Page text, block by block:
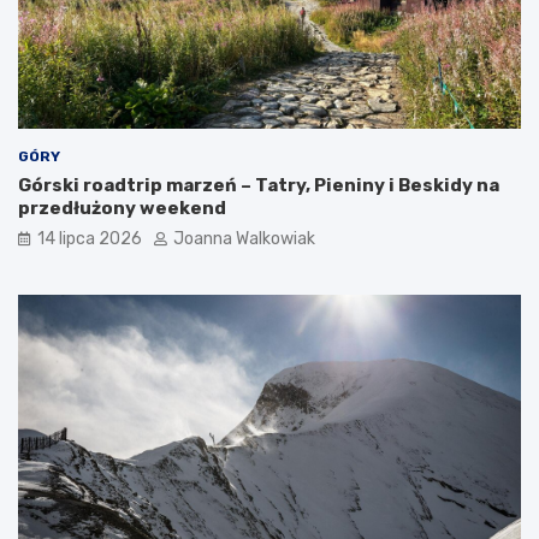
GÓRY
Górski roadtrip marzeń – Tatry, Pieniny i Beskidy na
przedłużony weekend
14 lipca 2026 Joanna Walkowiak